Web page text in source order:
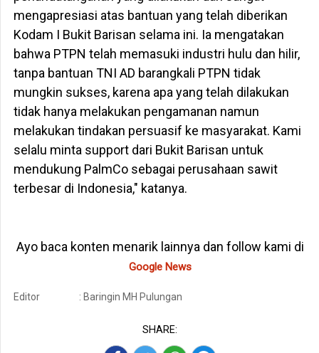
mengapresiasi atas bantuan yang telah diberikan
Kodam I Bukit Barisan selama ini. Ia mengatakan
bahwa PTPN telah memasuki industri hulu dan hilir,
tanpa bantuan TNI AD barangkali PTPN tidak
mungkin sukses, karena apa yang telah dilakukan
tidak hanya melakukan pengamanan namun
melakukan tindakan persuasif ke masyarakat. Kami
selalu minta support dari Bukit Barisan untuk
mendukung PalmCo sebagai perusahaan sawit
terbesar di Indonesia," katanya.
Ayo baca konten menarik lainnya dan follow kami di
Google News
Editor : Baringin MH Pulungan
SHARE: